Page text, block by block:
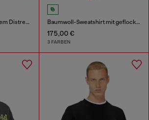
Sweatshirt mit beflocktem Distressed-Logo Baumwoll-Sweatshirt mit geflocktem Oval D
175,00 €
3 FARBEN